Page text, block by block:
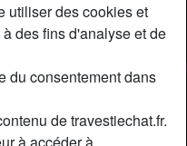
utiliser des cookies et
des fins d'analyse et de
du consentement dans
de travestiechat.fr.
Morbihan
Homme